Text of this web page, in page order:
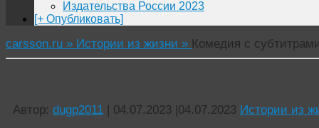
Издательства России 2023
[+ Опубликовать]
carsson.ru » Истории из жизни » Комедия с
Автор: dugp2011 | 04.07.2023 |04.07.2023 Истории из